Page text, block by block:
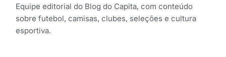
Equipe editorial do Blog do Capita, com conteúdo
sobre futebol, camisas, clubes, seleções e cultura
esportiva.